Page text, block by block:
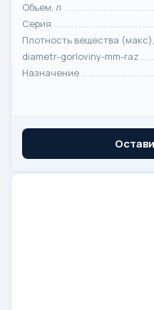
Объем, л
Серия
Плотность вещества
diametr-gorloviny-mm-raz
Назначение